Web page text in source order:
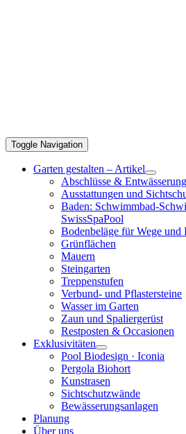
Toggle Navigation
Garten gestalten – Artikel
Abschlüsse & Entwässerung
Ausstattungen und
Baden: Schwimmbad-
SwissSpaPool
Bodenbeläge für Wege und
Grünflächen
Mauern
Steingarten
Treppenstufen
Verbund- und Pflastersteine
Wasser im Garten
Zaun und Spaliergerüst
Restposten & Occasionen
Exklusivitäten
Pool Biodesign · Iconia
Pergola Biohort
Kunstrasen
Sichtschutzwände
Bewässerungsanlagen
Planung
Über uns